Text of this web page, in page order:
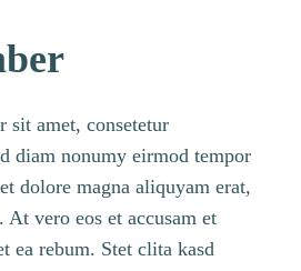
sit amet, consetetur
diam nonumy eirmod tempor
dolore magna aliquyam erat,
At vero eos et accusam et
ea rebum. Stet clita kasd